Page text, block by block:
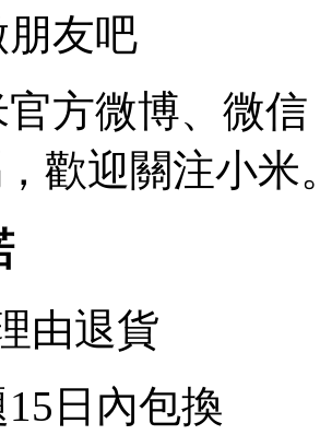
友吧
官方微博、微
歡迎關注小米
由退貨
日內包換